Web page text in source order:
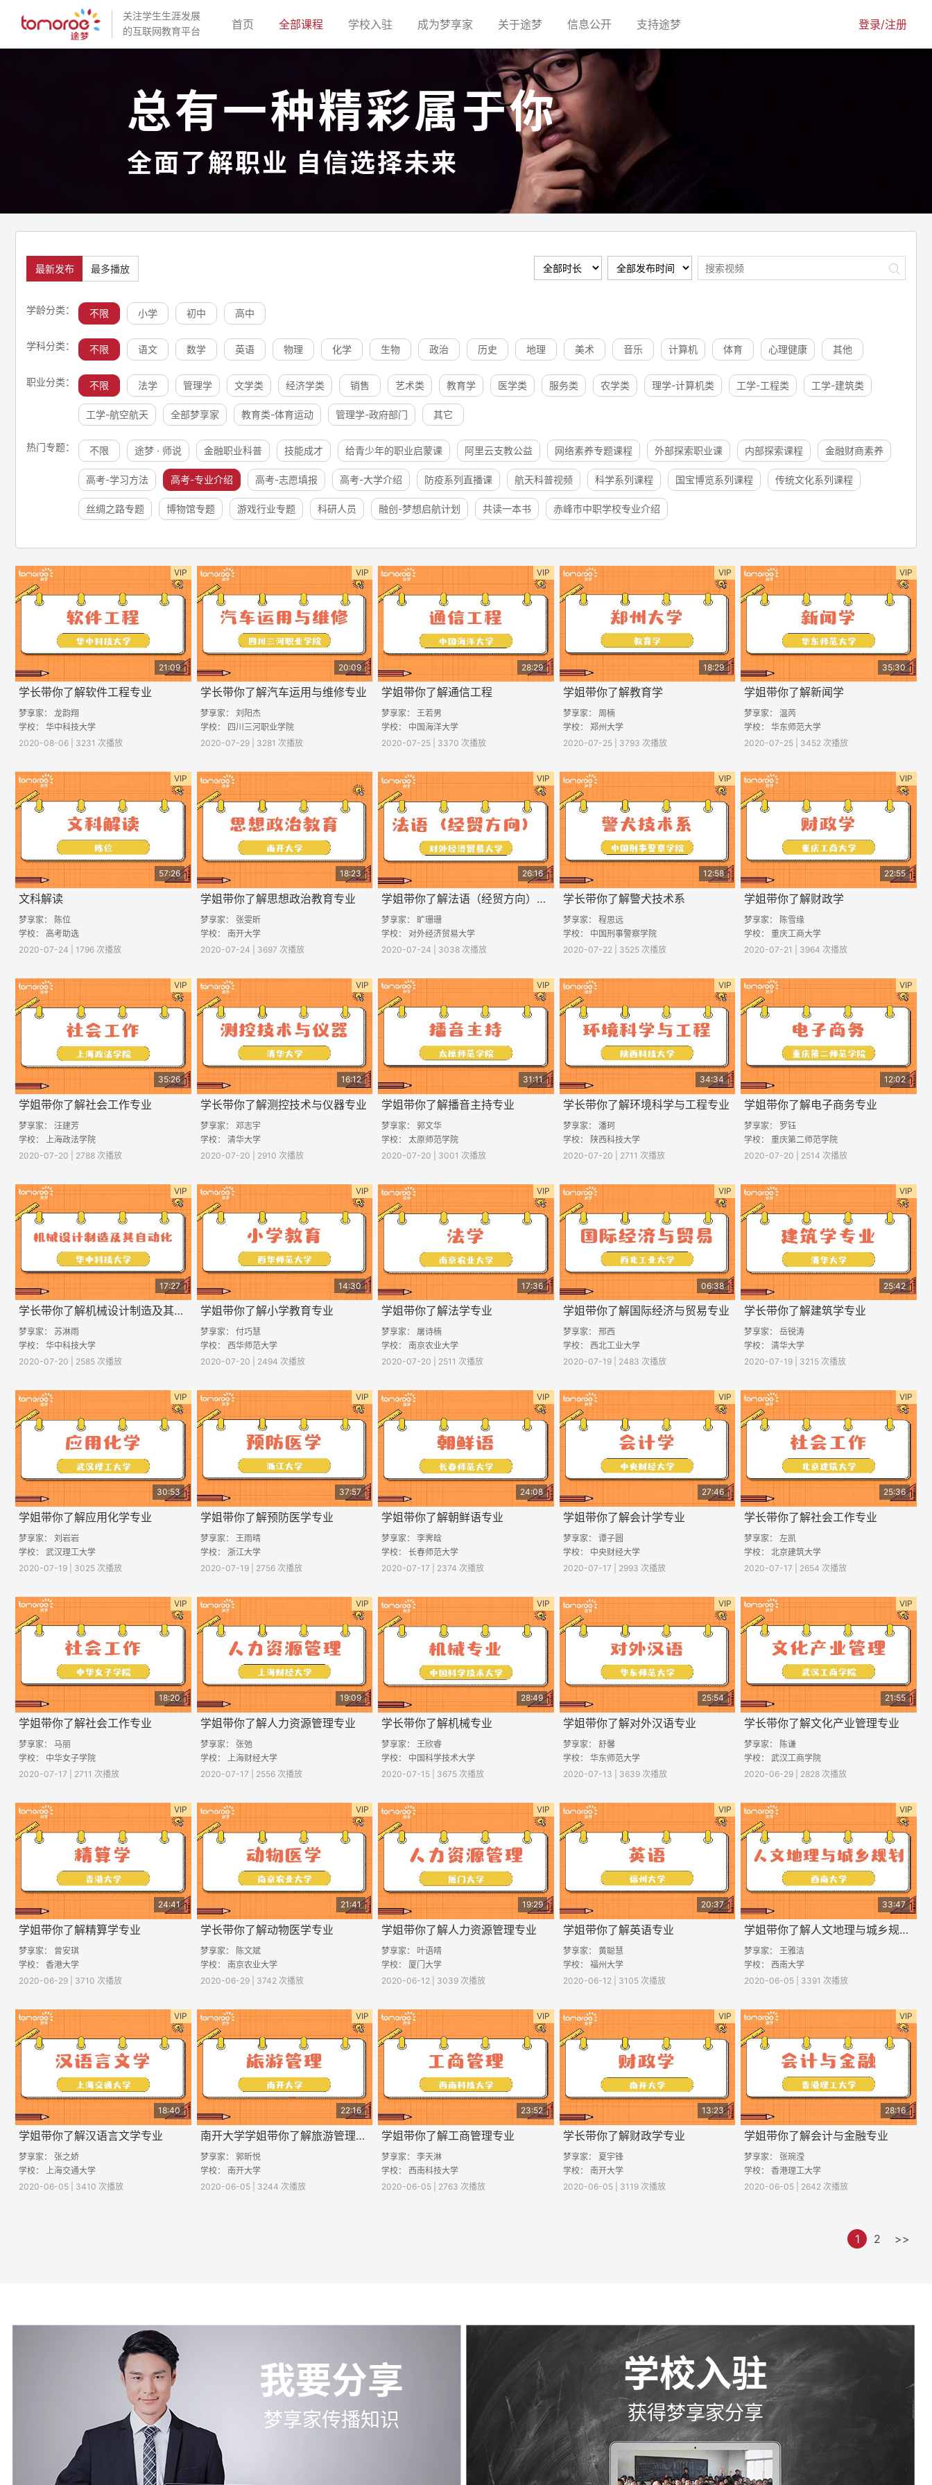
关注学生生涯发展
的互联网教育平台
首页(current)全部课程(current)学校入驻(current)成为梦享家(current)关于途梦(current)信息公开(current)支持途梦(current) 登录/注册
总有一种精彩属于你
全面了解职业 自信选择未来
最新发布 最多播放
学龄分类： 不限 小学 初中 高中
学科分类： 不限 语文 数学 英语 物理 化学 生物 政治 历史 地理 美术 音乐 计算机 体育 心理健康 其他
职业分类： 不限 法学 管理学 文学类 经济学类 销售 艺术类 教育学 医学类 服务类 农学类 理学-计算机类 工学-工程类 工学-建筑类
工学-航空航天 全部梦享家 教育类-体育运动 管理学-政府部门 其它
热门专题： 不限 途梦 · 师说 金融职业科普 技能成才 给青少年的职业启蒙课 阿里云支教公益 网络素养专题课程 外部探索职业课 内部探索课程 金融财商素养
高考-学习方法 高考-专业介绍 高考-志愿填报 高考-大学介绍 防疫系列直播课 航天科普视频 科学系列课程 国宝博览系列课程 传统文化系列课程
丝绸之路专题 博物馆专题 游戏行业专题 科研人员 融创-梦想启航计划 共读一本书 赤峰市中职学校专业介绍
VIP
21:09
学长带你了解软件工程专业
梦享家： 龙韵翔
学校： 华中科技大学
2020-08-06 | 3231 次播放
VIP
20:09
学长带你了解汽车运用与维修专业
梦享家： 刘阳杰
学校： 四川三河职业学院
2020-07-29 | 3281 次播放
VIP
28:29
学姐带你了解通信工程
梦享家： 王若男
学校： 中国海洋大学
2020-07-25 | 3370 次播放
VIP
18:29
学姐带你了解教育学
梦享家： 周楠
学校： 郑州大学
2020-07-25 | 3793 次播放
VIP
35:30
学姐带你了解新闻学
梦享家： 温芮
学校： 华东师范大学
2020-07-25 | 3452 次播放
VIP
57:26
文科解读
梦享家： 陈位
学校： 高考助选
2020-07-24 | 1796 次播放
18:23
学姐带你了解思想政治教育专业
梦享家： 张雯昕
学校： 南开大学
2020-07-24 | 3697 次播放
VIP
26:16
学姐带你了解法语（经贸方向）专业
梦享家： 旷珊珊
学校： 对外经济贸易大学
2020-07-24 | 3038 次播放
VIP
12:58
学长带你了解警犬技术系
梦享家： 程思远
学校： 中国刑事警察学院
2020-07-22 | 3525 次播放
VIP
22:55
学姐带你了解财政学
梦享家： 陈雪缘
学校： 重庆工商大学
2020-07-21 | 3964 次播放
VIP
35:26
学姐带你了解社会工作专业
梦享家： 汪建芳
学校： 上海政法学院
2020-07-20 | 2788 次播放
VIP
16:12
学长带你了解测控技术与仪器专业
梦享家： 邓志宇
学校： 清华大学
2020-07-20 | 2910 次播放
VIP
31:11
学姐带你了解播音主持专业
梦享家： 郭文华
学校： 太原师范学院
2020-07-20 | 3001 次播放
VIP
34:34
学长带你了解环境科学与工程专业
梦享家： 潘珂
学校： 陕西科技大学
2020-07-20 | 2711 次播放
VIP
12:02
学姐带你了解电子商务专业
梦享家： 罗钰
学校： 重庆第二师范学院
2020-07-20 | 2514 次播放
VIP
17:27
学长带你了解机械设计制造及其自动化专业
梦享家： 苏淋雨
学校： 华中科技大学
2020-07-20 | 2585 次播放
VIP
14:30
学姐带你了解小学教育专业
梦享家： 付巧慧
学校： 西华师范大学
2020-07-20 | 2494 次播放
VIP
17:36
学姐带你了解法学专业
梦享家： 屠诗楠
学校： 南京农业大学
2020-07-20 | 2511 次播放
VIP
06:38
学姐带你了解国际经济与贸易专业
梦享家： 邢西
学校： 西北工业大学
2020-07-19 | 2483 次播放
VIP
25:42
学长带你了解建筑学专业
梦享家： 岳锐涛
学校： 清华大学
2020-07-19 | 3215 次播放
VIP
30:53
学姐带你了解应用化学专业
梦享家： 刘岩岩
学校： 武汉理工大学
2020-07-19 | 3025 次播放
VIP
37:57
学姐带你了解预防医学专业
梦享家： 王雨晴
学校： 浙江大学
2020-07-19 | 2756 次播放
VIP
24:08
学姐带你了解朝鲜语专业
梦享家： 李霁晗
学校： 长春师范大学
2020-07-17 | 2374 次播放
VIP
27:46
学姐带你了解会计学专业
梦享家： 谭子圆
学校： 中央财经大学
2020-07-17 | 2993 次播放
VIP
25:36
学长带你了解社会工作专业
梦享家： 左凯
学校： 北京建筑大学
2020-07-17 | 2654 次播放
VIP
18:20
学姐带你了解社会工作专业
梦享家： 马丽
学校： 中华女子学院
2020-07-17 | 2711 次播放
VIP
19:09
学姐带你了解人力资源管理专业
梦享家： 张弛
学校： 上海财经大学
2020-07-17 | 2556 次播放
VIP
28:49
学长带你了解机械专业
梦享家： 王欣睿
学校： 中国科学技术大学
2020-07-15 | 3675 次播放
VIP
25:54
学姐带你了解对外汉语专业
梦享家： 舒馨
学校： 华东师范大学
2020-07-13 | 3639 次播放
VIP
21:55
学长带你了解文化产业管理专业
梦享家： 陈谦
学校： 武汉工商学院
2020-06-29 | 2828 次播放
VIP
24:41
学姐带你了解精算学专业
梦享家： 曾安琪
学校： 香港大学
2020-06-29 | 3710 次播放
VIP
21:41
学长带你了解动物医学专业
梦享家： 陈文斌
学校： 南京农业大学
2020-06-29 | 3742 次播放
VIP
19:29
学姐带你了解人力资源管理专业
梦享家： 叶语晴
学校： 厦门大学
2020-06-12 | 3039 次播放
VIP
20:37
学姐带你了解英语专业
梦享家： 黄聪慧
学校： 福州大学
2020-06-12 | 3105 次播放
VIP
33:47
学姐带你了解人文地理与城乡规划专业
梦享家： 王雅洁
学校： 西南大学
2020-06-05 | 3391 次播放
VIP
18:40
学姐带你了解汉语言文学专业
梦享家： 张之娇
学校： 上海交通大学
2020-06-05 | 3410 次播放
VIP
22:16
南开大学学姐带你了解旅游管理专业
梦享家： 郭昕悦
学校： 南开大学
2020-06-05 | 3244 次播放
VIP
23:52
学姐带你了解工商管理专业
梦享家： 李天淋
学校： 西南科技大学
2020-06-05 | 2763 次播放
VIP
13:23
学长带你了解财政学专业
梦享家： 夏宇锋
学校： 南开大学
2020-06-05 | 3119 次播放
VIP
28:16
学姐带你了解会计与金融专业
梦享家： 张琬滢
学校： 香港理工大学
2020-06-05 | 2642 次播放
1 2 >>
我要分享
梦享家传播知识
学校入驻
获得梦享家分享